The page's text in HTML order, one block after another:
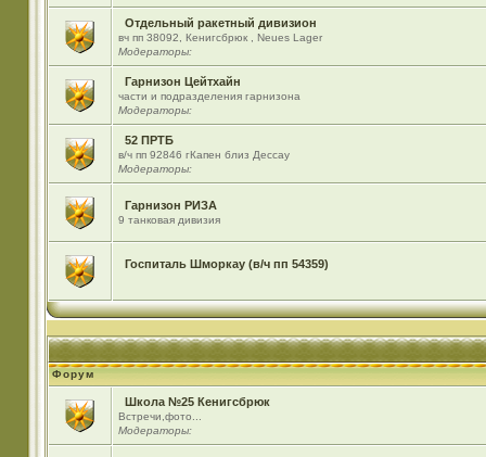
Отдельный ракетный дивизион
вч пп 38092, Кенигсбрюк , Neues Lager
Модераторы:
Гарнизон Цейтхайн
части и подразделения гарнизона
Модераторы:
52 ПРТБ
в/ч пп 92846 гКапен близ Дессау
Модераторы:
Гарнизон РИЗА
9 танковая дивизия
Госпиталь Шморкау (в/ч пп 54359)
Форум
Школа №25 Кенигсбрюк
Встречи,фото...
Модераторы: